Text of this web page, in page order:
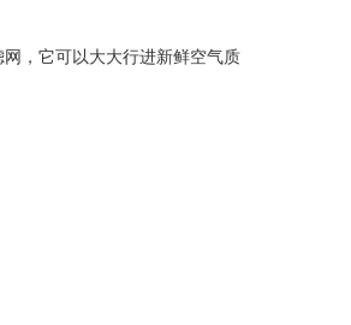
，它可以大大行进新鲜空气质